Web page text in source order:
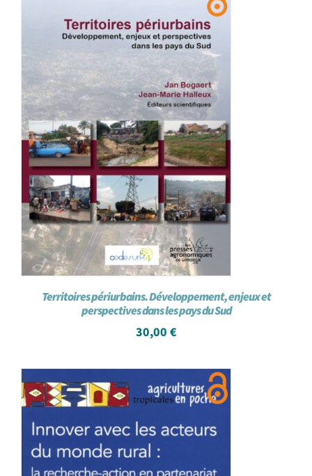
Achat en ligne
Panier WooCommerce
Territoires périurbains. Développement, enjeux et
perspectives dans les pays du Sud
30,00 €